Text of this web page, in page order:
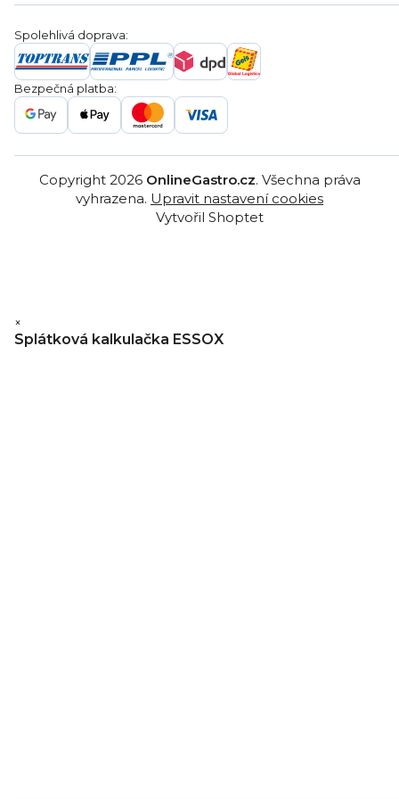
Ochrana osobních údajů
Reklamační řády
Servis a reklamace
Poptávka
Gastro projekty
Značky
Gastro velkoobchod
Spolehlivá doprava:
Bezpečná platba:
Vytvořil Shoptet
Copyright 2026 OnlineGastro.cz. Všechna práva
vyhrazena. Upravit nastavení cookies
×
Splátková kalkulačka ESSOX